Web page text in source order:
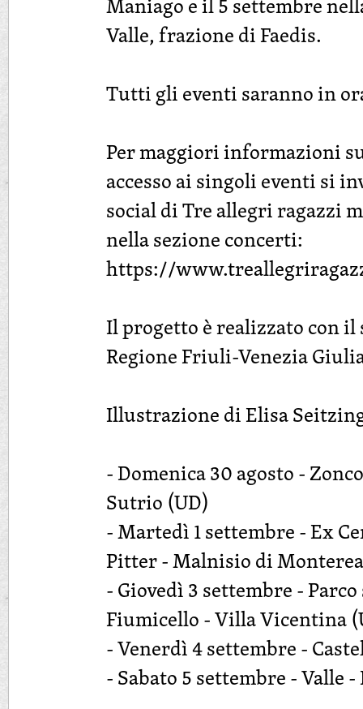
Valle, frazione di Faedis.
Tutti gli eventi saranno in
Per maggiori informazioni
accesso ai singoli eventi si
social di Tre allegri ragazzi
nella sezione concerti:
https://
Il progetto è realizzato con il
Regione Friuli-Venezia
Illustrazione di Elisa
- Domenica 30 agosto -
Sutrio (UD)
- Martedì 1 settembre - Ex
Pitter - Malnisio di
- Giovedì 3 settembre -
Fiumicello - Villa Vicentina
- Venerdì 4 settembre -
- Sabato 5 settembre - Valle -